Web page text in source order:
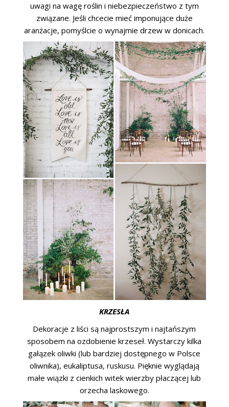
uwagi na wagę roślin i niebezpieczeństwo z tym
związane. Jeśli chcecie mieć imponujące duże
aranżacje, pomyślcie o wynajmie drzew w donicach.
KRZESŁA
Dekoracje z liści są najprostszym i najtańszym
sposobem na ozdobienie krzeseł. Wystarczy kilka
gałązek oliwki (lub bardziej dostępnego w Polsce
oliwnika), eukaliptusa, ruskusu. Pięknie wyglądają
małe wiązki z cienkich witek wierzby płaczącej lub
orzecha laskowego.